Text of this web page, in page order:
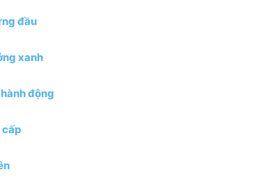
đầu
xanh
động
cấp